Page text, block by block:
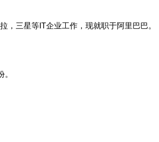
三星等IT企业工作，现就职于阿里巴巴。